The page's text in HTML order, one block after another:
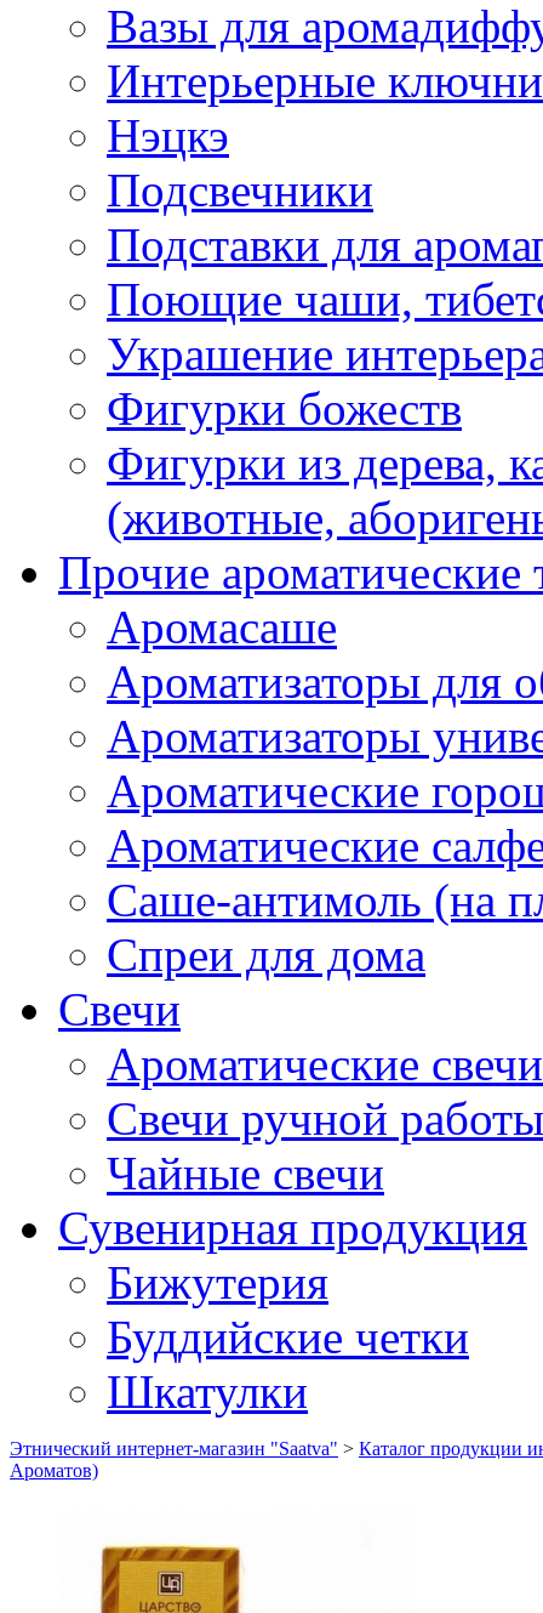
Вазы для
Интерьерные
Нэцкэ
Подсвечники
Подставки для
Поющие чаши,
Украшение
Фигурки божеств
Фигурки из дерева,
(животные,
Прочие ароматические
Аромасаше
Ароматизаторы для
Ароматизаторы
Ароматические
Ароматические
Саше-антимоль (на
Спреи для дома
Свечи
Ароматические свечи
Свечи ручной работы
Чайные свечи
Сувенирная продукция
Бижутерия
Буддийские четки
Шкатулки
Этнический интернет-магазин "Saatva" > Каталог продукции
Ароматов)